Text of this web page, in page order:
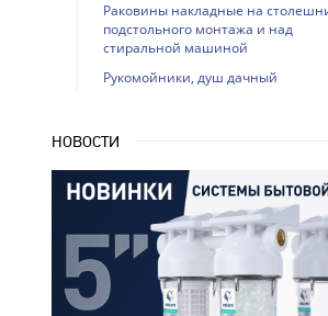
Раковины накладные на
подстольного монтажа и над
стиральной машиной
Рукомойники, душ дачный
НОВОСТИ